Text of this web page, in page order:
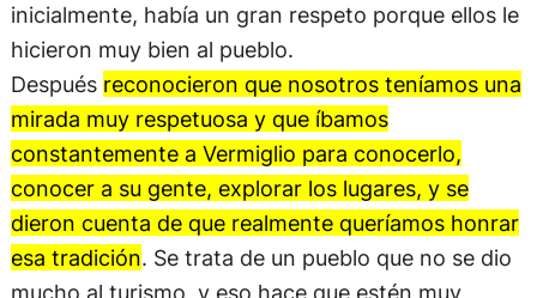
inicialmente, había un gran respeto porque ellos le
hicieron muy bien al pueblo.
Después reconocieron que nosotros teníamos una
mirada muy respetuosa y que íbamos
constantemente a Vermiglio para conocerlo,
conocer a su gente, explorar los lugares, y se
dieron cuenta de que realmente queríamos honrar
esa tradición. Se trata de un pueblo que no se dio
mucho al turismo, y eso hace que estén muy